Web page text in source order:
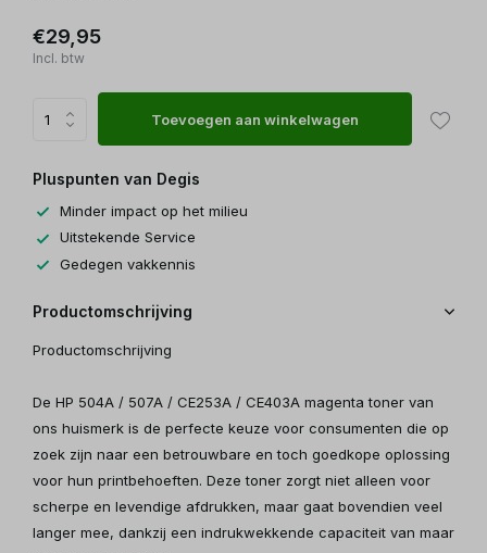
€29,95
Incl. btw
Toevoegen aan winkelwagen
Pluspunten van Degis
Minder impact op het milieu
Uitstekende Service
Gedegen vakkennis
Productomschrijving
Productomschrijving
De HP 504A / 507A / CE253A / CE403A magenta toner van
ons huismerk is de perfecte keuze voor consumenten die op
zoek zijn naar een betrouwbare en toch goedkope oplossing
voor hun printbehoeften. Deze toner zorgt niet alleen voor
scherpe en levendige afdrukken, maar gaat bovendien veel
langer mee, dankzij een indrukwekkende capaciteit van maar